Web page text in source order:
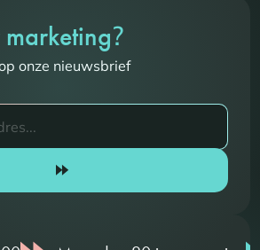
?
onze nieuwsbrief